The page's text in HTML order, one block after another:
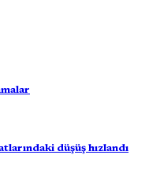
düşüş hızlandı